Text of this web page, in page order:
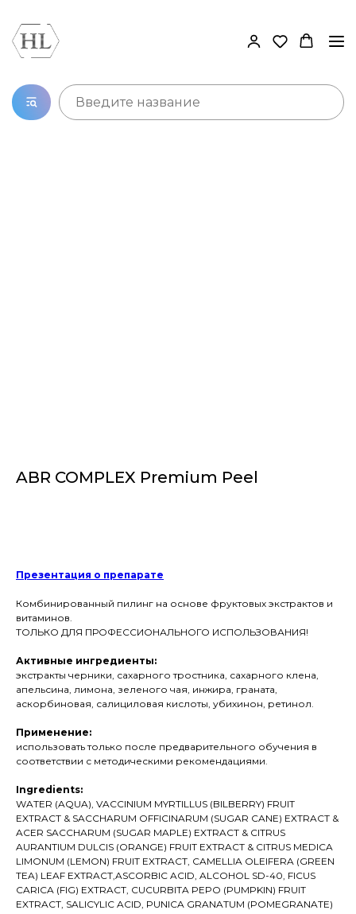
ABR COMPLEX Premium Peel
Презентация о препарате
Комбинированный пилинг на основе фруктовых экстрактов и
витаминов.
ТОЛЬКО ДЛЯ ПРОФЕССИОНАЛЬНОГО ИСПОЛЬЗОВАНИЯ!
Активные ингредиенты:
экстракты черники, сахарного тростника, сахарного клена,
апельсина, лимона, зеленого чая, инжира, граната,
аскорбиновая, салициловая кислоты, убихинон, ретинол.
Применение:
использовать только после предварительного обучения в
соответствии с методическими рекомендациями.
Ingredients:
WATER (AQUA), VACCINIUM MYRTILLUS (BILBERRY) FRUIT
EXTRACT & SACCHARUM OFFICINARUM (SUGAR CANE) EXTRACT &
ACER SACCHARUM (SUGAR MAPLE) EXTRACT & CITRUS
AURANTIUM DULCIS (ORANGE) FRUIT EXTRACT & CITRUS MEDICA
LIMONUM (LEMON) FRUIT EXTRACT, CAMELLIA OLEIFERA (GREEN
TEA) LEAF EXTRACT,ASCORBIC ACID, ALCOHOL SD-40, FICUS
CARICA (FIG) EXTRACT, CUCURBITA PEPO (PUMPKIN) FRUIT
EXTRACT, SALICYLIC ACID, PUNICA GRANATUM (POMEGRANATE)